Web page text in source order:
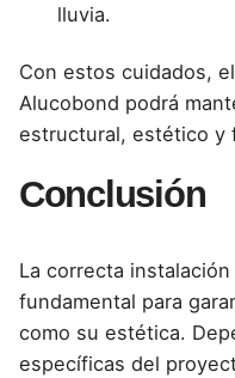
lluvia.
Con estos cuidados,
Alucobond podrá
estructural, estético y
Conclusión
La correcta instalación
fundamental para
como su estética.
específicas del